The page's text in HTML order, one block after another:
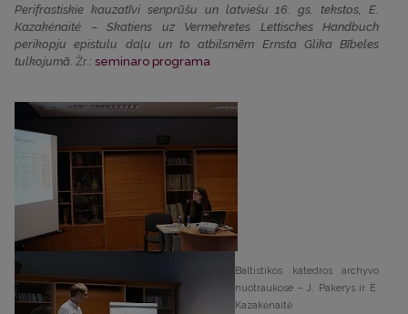
Perifrastiskie kauzatīvi senprūšu un latviešu 16. gs. tekstos, E.
Kazakėnaitė – Skatiens uz Vermehretes Lettisches Handbuch
perikopju epistulu daļu un to atbilsmēm Ernsta Glika Bībeles
tulkojumā. Žr.: seminaro programa
Baltistikos katedros archyvo
nuotraukose – J. Pakerys ir E.
Kazakėnaitė